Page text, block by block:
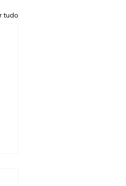
tudo